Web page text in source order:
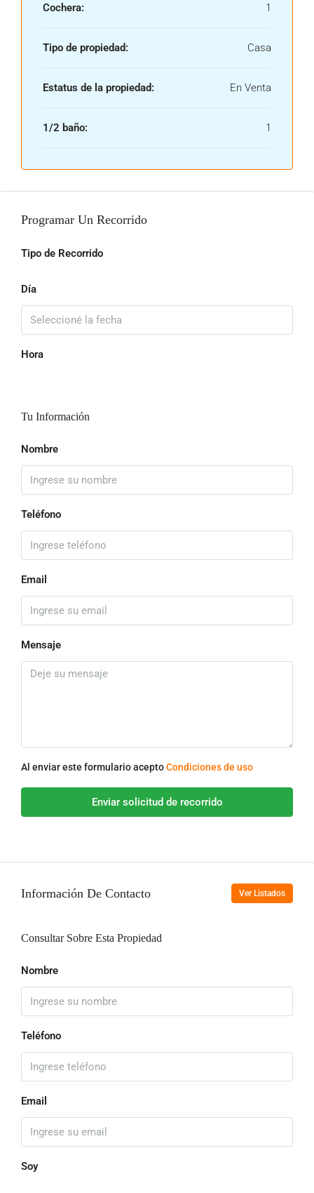
Cochera: 1
Tipo de propiedad: Casa
Estatus de la propiedad: En Venta
1/2 baño: 1
Programar Un Recorrido
Tipo de Recorrido
Día
Hora
Tu Información
Nombre
Teléfono
Email
Mensaje
Al enviar este formulario aceptoCondiciones de uso
Enviar solicitud de recorrido
Información De Contacto Ver Listados
Consultar Sobre Esta Propiedad
Nombre
Teléfono
Email
Soy